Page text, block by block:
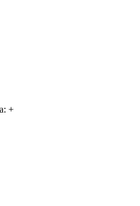
+